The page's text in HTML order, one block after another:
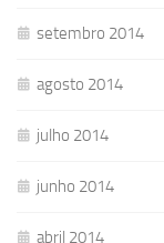
setembro 2014
agosto 2014
julho 2014
junho 2014
abril 2014